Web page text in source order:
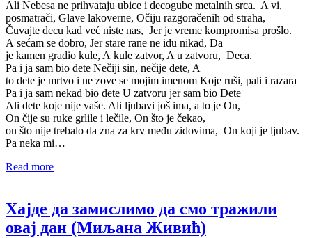
Ali Nebesa ne prihvataju ubice i decogube metalnih srca. A vi,
posmatrači, Glave lakoverne, Očiju razgoračenih od straha,
Čuvajte decu kad već niste nas, Jer je vreme kompromisa prošlo.
A sećam se dobro, Jer stare rane ne idu nikad, Da
je kamen gradio kule, A kule zatvor, A u zatvoru, Deca.
Pa i ja sam bio dete Nečiji sin, nečije dete, A
to dete je mrtvo i ne zove se mojim imenom Koje ruši, pali i razara
Pa i ja sam nekad bio dete U zatvoru jer sam bio Dete
Ali dete koje nije vaše. Ali ljubavi još ima, a to je On,
On čije su ruke grlile i lečile, On što je čekao,
on što nije trebalo da zna za krv među zidovima, On koji je ljubav.
Pa neka mi…
Read more
Хајде да замислимо да смо тражили
овај дан (Миљана Живић)